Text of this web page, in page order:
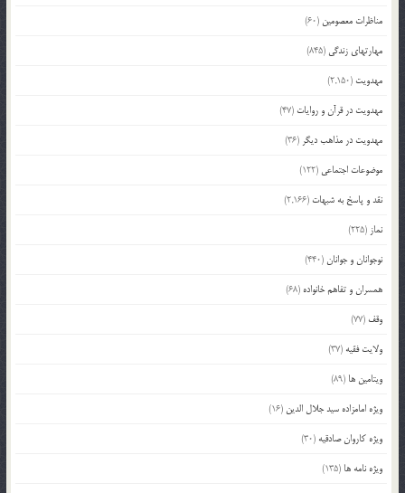
مناظرات معصومین (60)
مهارتهای زندگی (845)
مهدویت (2,150)
مهدویت در قرآن و روایات (47)
مهدویت در مذاهب دیگر (36)
موضوعات اجتماعی (122)
نقد و پاسخ به شبهات (2,166)
نماز (225)
نوجوانان و جوانان(440)
همسران و تفاهم خانواده (68)
وقف (77)
ولایت فقیه (37)
ویتامین ها (89)
ویژه امامزاده سید جلال الدین (16)
ویژه کاروان صادقیه (30)
ویژه نامه ها (135)